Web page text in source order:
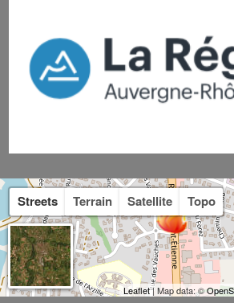
Streets Terrain Satellite Topo
Leaflet| Map data: ©